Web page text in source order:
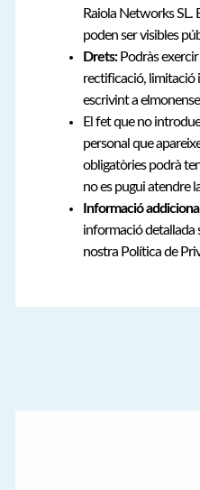
Raiola Networks SL.
poden ser visibles
Drets:Podràs exercir
rectificació, limitació
escrivint a
El fet que no
personal que
obligatòries podrà
no es pugui atendre
Informació
informació detallada
nostra Política de